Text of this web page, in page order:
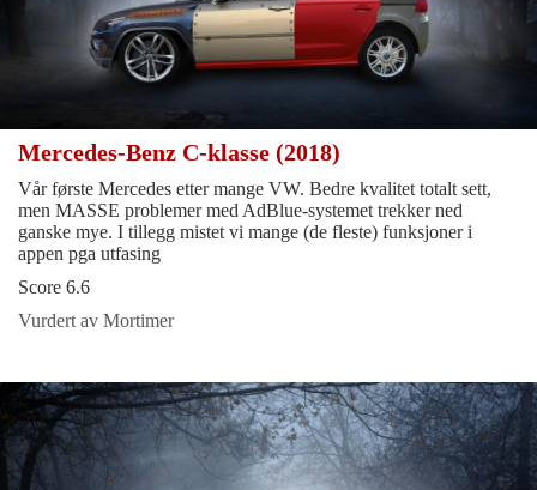
Mercedes-Benz C-klasse (2018)
Vår første Mercedes etter mange VW. Bedre kvalitet totalt sett,
men MASSE problemer med AdBlue-systemet trekker ned
ganske mye. I tillegg mistet vi mange (de fleste) funksjoner i
appen pga utfasing
Score 6.6
Vurdert av Mortimer